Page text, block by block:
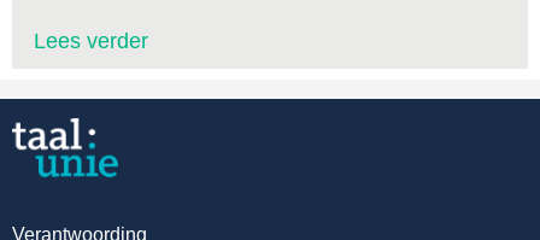
Lees verder
Verantwoording